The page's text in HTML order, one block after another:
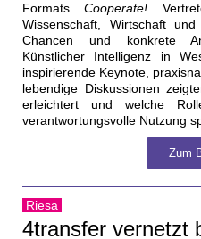
FormatsCooperate!
Wissenschaft, Wirtschaft
Chancen und konkrete
Künstlicher Intelligenz in
inspirierende Keynote,
lebendige Diskussionen
erleichtert und welche
verantwortungsvolle Nutzung
Zum
Riesa
4transfer vernetzt